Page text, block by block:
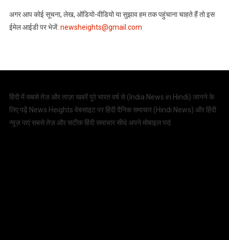
अगर आप कोई सूचना, लेख, ऑडियो-वीडियो या सुझाव हम तक पहुंचाना चाहते हैं तो इस
ईमेल आईडी पर भेजें: newsheights@gmail.com
हिंदी में सबसे तेज़ और ताज़ा खबरें पूरे भारत वर्ष से ( India News in Hindi) जानने के
लिए पढ़ें News Heights वेबसाइट पर हिंदी दैनिक समाचार (Hindi News) और हिंदी
न्यूज़ पाएं सबसे तेज़ और सटीक हिंदी समाचार सीधे अपने मोबाइल पर|